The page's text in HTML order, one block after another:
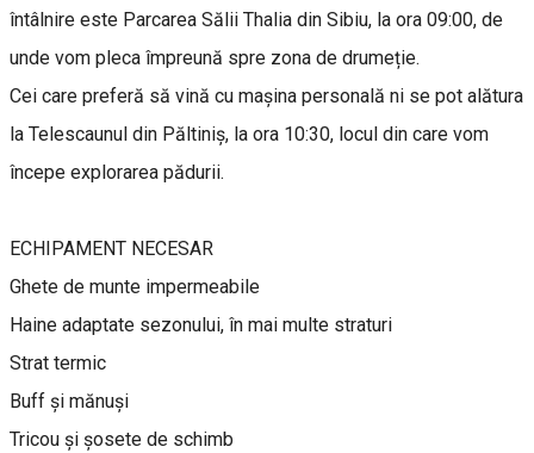
întâlnire este Parcarea Sălii Thalia din Sibiu, la ora 09:00, de
unde vom pleca împreună spre zona de drumeție.
Cei care preferă să vină cu mașina personală ni se pot alătura
la Telescaunul din Păltiniș, la ora 10:30, locul din care vom
începe explorarea pădurii.
ECHIPAMENT NECESAR
Ghete de munte impermeabile
Haine adaptate sezonului, în mai multe straturi
Strat termic
Buff și mănuși
Tricou și șosete de schimb